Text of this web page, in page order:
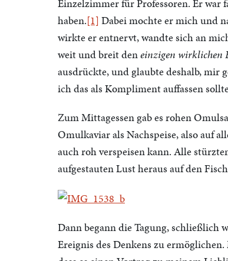
Einzelzimmer für Professoren. Er war
haben.[1] Dabei mochte er mich und
wirkte er entnervt, wandte sich an
weit und breit deneinzigen wirklichen
ausdrückte, und glaubte deshalb, mir
ich das als Kompliment auffassen
Zum Mittagessen gab es rohen
Omulkaviar als Nachspeise, also auf
auch roh verspeisen kann. Alle
aufgestauten Lust heraus auf den
Dann begann die Tagung, schließlich
Ereignis des Denkens zu